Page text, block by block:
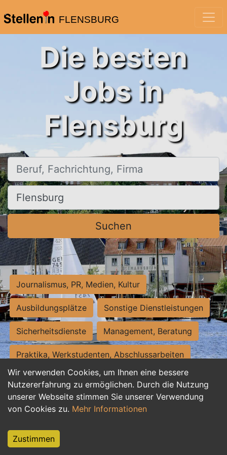
FLENSBURG
Wir verwenden Cookies, um Ihnen eine bessere
Nutzererfahrung zu ermöglichen. Durch die Nutzung
unserer Webseite stimmen Sie unserer Verwendung
von Cookies zu. Mehr Informationen
Zustimmen
Die besten
Jobs in
Flensburg
Beruf, Fachrichtung, Firma
Ort, Stadt
Suchen
Journalismus, PR, Medien, Kultur
Ausbildungsplätze Sonstige Dienstleistungen
Sicherheitsdienste Management, Beratung
Praktika, Werkstudenten, Abschlussarbeiten
Personalwesen Assistenz, Sekretariat
Hilfskräfte, Aushilfs- und Nebenjobs
Weiterbildung, Studium, duale Ausbildung